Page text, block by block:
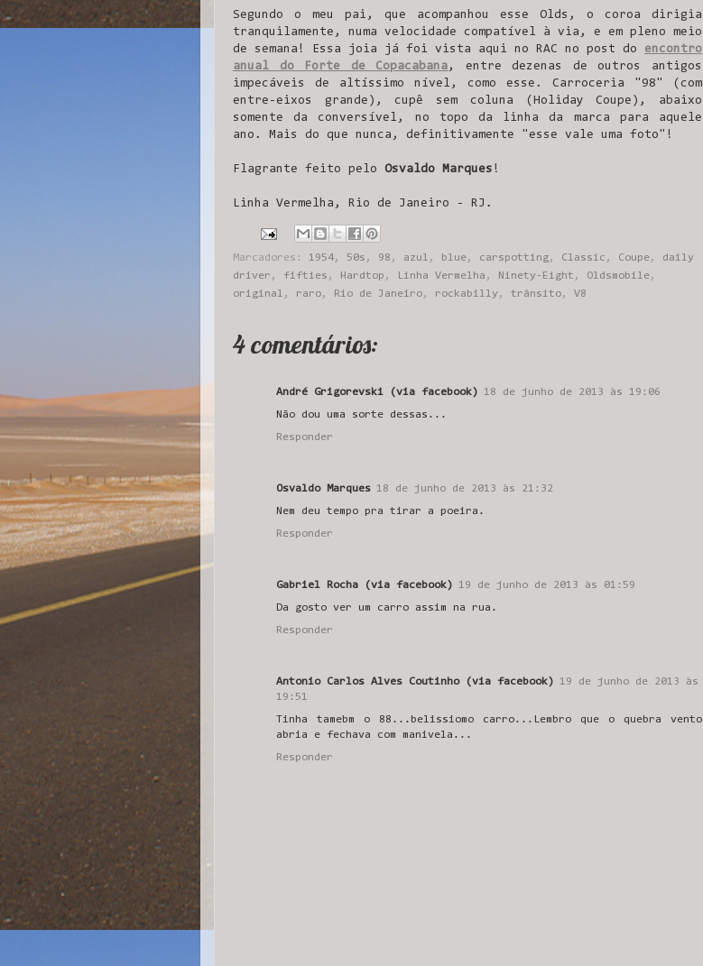
Segundo o meu pai, que acompanhou esse Olds, o coroa dirigia
tranquilamente, numa velocidade compatível à via, e em pleno meio
de semana! Essa joia já foi vista aqui no RAC no post do encontro
anual do Forte de Copacabana , entre dezenas de outros antigos
impecáveis de altíssimo nível, como esse. Carroceria "98" (com
entre-eixos grande), cupê sem coluna (Holiday Coupe), abaixo
somente da conversível, no topo da linha da marca para aquele
ano. Mais do que nunca, definitivamente "esse vale uma foto"!
Flagrante feito pelo Osvaldo Marques !
Linha Vermelha, Rio de Janeiro - RJ.
Marcadores: 1954, 50s , 98 , azul , blue, carspotting, Classic , Coupe, daily
driver , fifties , Hardtop , Linha Vermelha , Ninety-Eight , Oldsmobile,
original , raro, Rio de Janeiro, rockabilly , trânsito, V8
4 comentários:
André Grigorevski (via facebook) 18 de junho de 2013 às 19:06
Não dou uma sorte dessas...
Responder
Osvaldo Marques 18 de junho de 2013 às 21:32
Nem deu tempo pra tirar a poeira.
Responder
Gabriel Rocha (via facebook) 19 de junho de 2013 às 01:59
Da gosto ver um carro assim na rua.
Responder
Antonio Carlos Alves Coutinho (via facebook) 19 de junho de 2013 às
19:51
Tinha tamebm o 88...belissiomo carro...Lembro que o quebra vento
abria e fechava com manivela...
Responder